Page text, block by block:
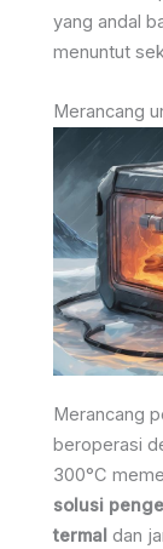
yang andal
menuntut
Merancang
Merancang
beroperasi
300°C
solusi
termal dan